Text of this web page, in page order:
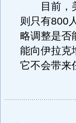
目前，美
则只有800
略调整是否
能向伊拉克
它不会带来